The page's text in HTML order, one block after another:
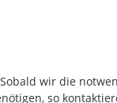
wir die
so